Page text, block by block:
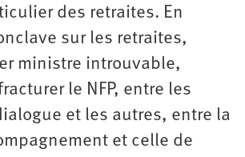
des retraites. En
sur les retraites,
ministre introuvable,
le NFP, entre les
et les autres, entre la
et celle de